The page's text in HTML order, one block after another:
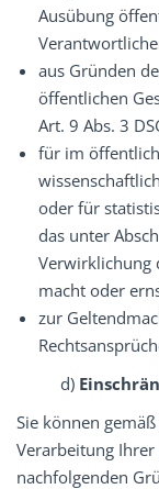
Ausübung
aus Gründen
öffentlichen
Art. 9 Abs. 3
für im
oder für
das unter
Verwirklichung
macht oder
zur
d)
Sie können
Verarbeitung
nachfolgenden